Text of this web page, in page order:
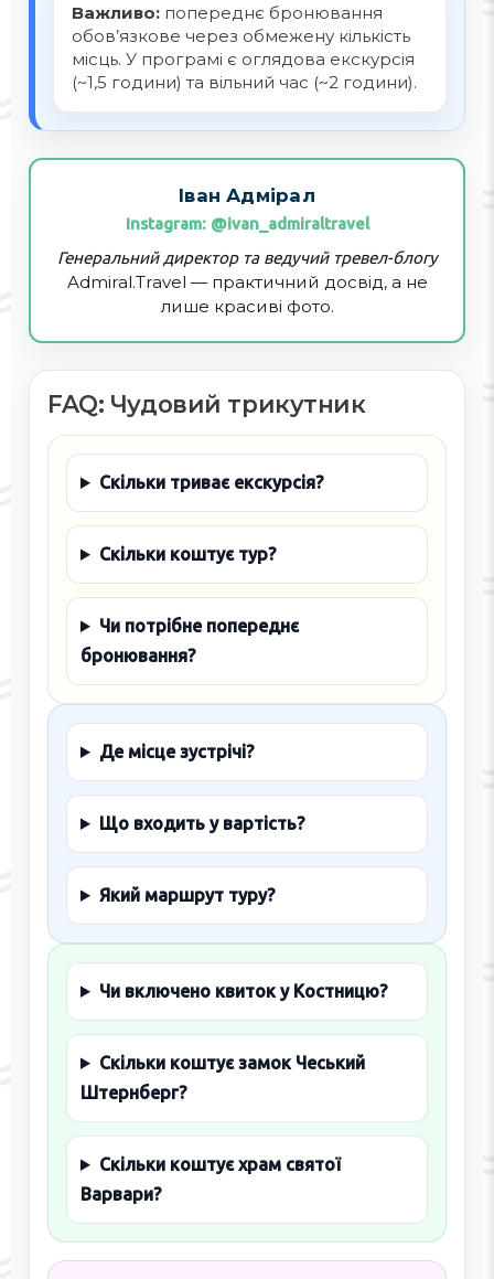
Важливо: попереднє бронювання
обов’язкове через обмежену кількість
місць. У програмі є оглядова екскурсія
(~1,5 години) та вільний час (~2 години).
Іван Адмірал
Instagram: @ivan_admiraltravel
Генеральний директор та ведучий тревел-блогу
Admiral.Travel — практичний досвід, а не
лише красиві фото.
FAQ: Чудовий трикутник
Скільки триває екскурсія?
Скільки коштує тур?
Чи потрібне попереднє
бронювання?
Де місце зустрічі?
Що входить у вартість?
Який маршрут туру?
Чи включено квиток у Костницю?
Скільки коштує замок Чеський
Штернберг?
Скільки коштує храм святої
Варвари?